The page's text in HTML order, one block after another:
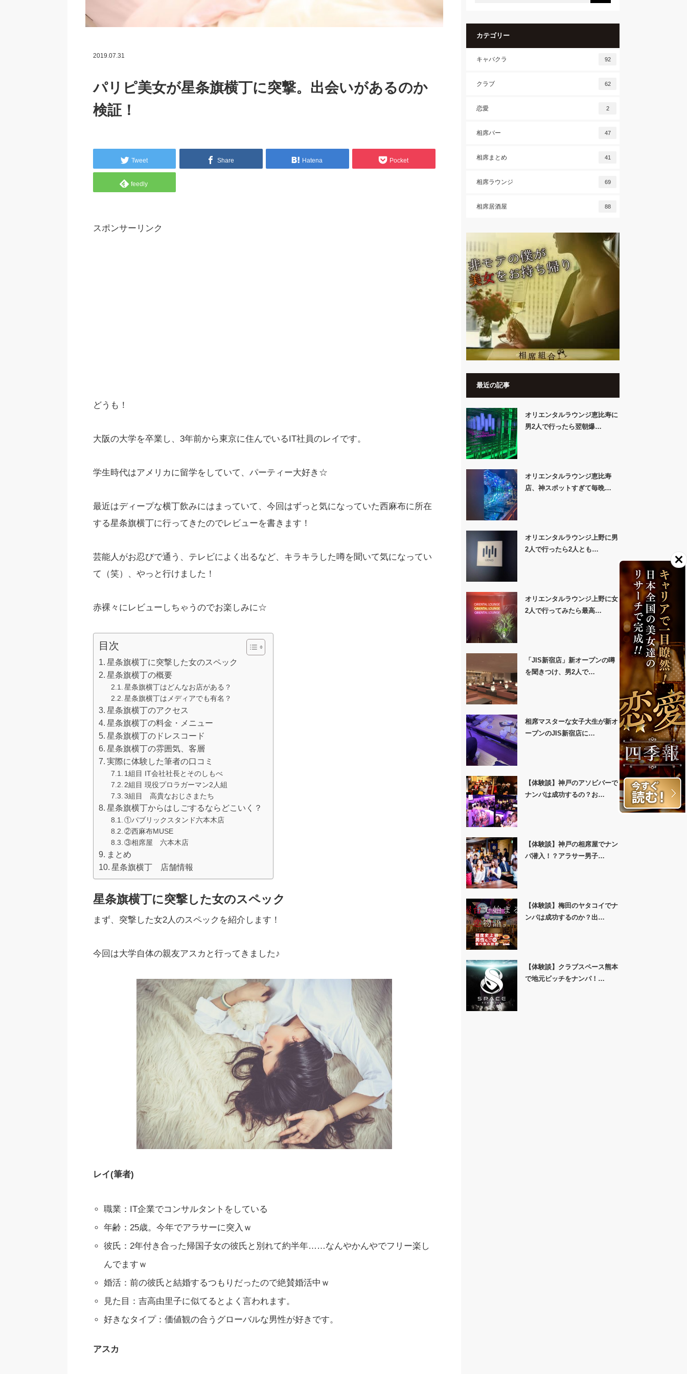
2019.07.31
パリピ美女が星条旗横丁に突撃。出会いがあるのか
検証！
Tweet Share Hatena Pocket
feedly
スポンサーリンク
どうも！
大阪の大学を卒業し、3年前から東京に住んでいるIT社員のレイです。
学生時代はアメリカに留学をしていて、パーティー大好き☆
最近はディープな横丁飲みにはまっていて、今回はずっと気になっていた西麻布に所在
する星条旗横丁に行ってきたのでレビューを書きます！
芸能人がお忍びで通う、テレビによく出るなど、キラキラした噂を聞いて気になってい
て（笑）、やっと行けました！
赤裸々にレビューしちゃうのでお楽しみに☆
目次
星条旗横丁に突撃した女のスペック
星条旗横丁の概要
星条旗横丁はどんなお店がある？
星条旗横丁はメディアでも有名？
星条旗横丁のアクセス
星条旗横丁の料金・メニュー
星条旗横丁のドレスコード
星条旗横丁の雰囲気、客層
実際に体験した筆者の口コミ
1組目 IT会社社長とそのしもべ
2組目 現役プロラガーマン2人組
3組目 高貴なおじさまたち
星条旗横丁からはしごするならどこいく？
①パブリックスタンド六本木店
②西麻布MUSE
③相席屋 六本木店
まとめ
星条旗横丁 店舗情報
星条旗横丁に突撃した女のスペック
まず、突撃した女2人のスペックを紹介します！
今回は大学自体の親友アスカと行ってきました♪
レイ(筆者)
職業：IT企業でコンサルタントをしている
年齢：25歳。今年でアラサーに突入ｗ
彼氏：2年付き合った帰国子女の彼氏と別れて約半年……なんやかんやでフリー楽し
んでますｗ
婚活：前の彼氏と結婚するつもりだったので絶賛婚活中ｗ
見た目：吉高由里子に似てるとよく言われます。
好きなタイプ：価値観の合うグローバルな男性が好きです。
アスカ
カテゴリー
キャバクラ 92
クラブ 62
恋愛 2
相席バー 47
相席まとめ 41
相席ラウンジ 69
相席居酒屋 88
最近の記事
オリエンタルラウンジ恵比寿に
男2人で行ったら翌朝爆…
オリエンタルラウンジ恵比寿
店、神スポットすぎて毎晩…
オリエンタルラウンジ上野に男
2人で行ったら2人とも…
オリエンタルラウンジ上野に女
2人で行ってみたら最高…
「JIS新宿店」新オープンの噂
を聞きつけ、男2人で…
相席マスターな女子大生が新オ
ープンのJIS新宿店に…
【体験談】神戸のアソビバーで
ナンパは成功するの？お…
【体験談】神戸の相席屋でナン
パ潜入！？アラサー男子…
【体験談】梅田のヤタコイでナ
ンパは成功するのか？出…
【体験談】クラブスペース熊本
で地元ビッチをナンパ！…